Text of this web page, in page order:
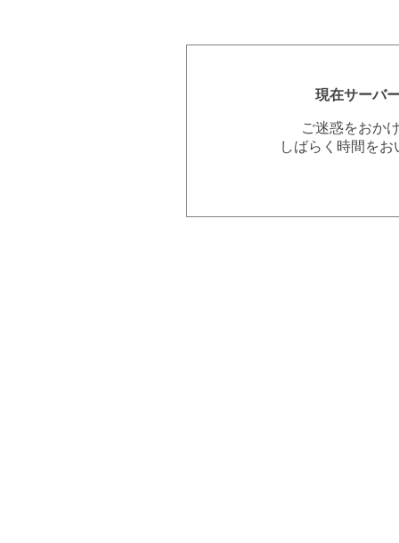
現在サーバ
ご迷惑をおか
しばらく時間を